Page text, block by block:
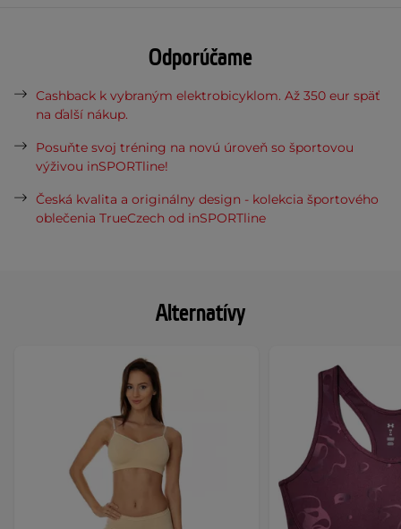
Alternatívy
Odporúčame
Cashback k vybraným elektrobicyklom. Až 350 eur späť
na ďalší nákup.
Posuňte svoj tréning na novú úroveň so športovou
výživou inSPORTline!
Česká kvalita a originálny design - kolekcia športového
oblečenia TrueCzech od inSPORTline